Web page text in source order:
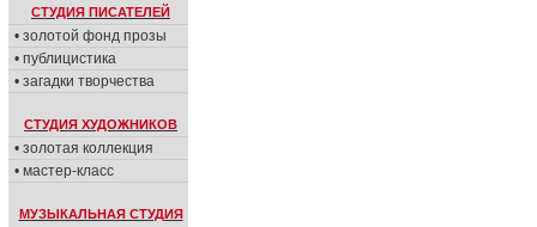
СТУДИЯ ПИСАТЕЛЕЙ
• золотой фонд прозы
• публицистика
• загадки творчества
СТУДИЯ ХУДОЖНИКОВ
• золотая коллекция
• мастер-класс
МУЗЫКАЛЬНАЯ СТУДИЯ